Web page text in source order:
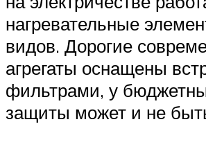
нагревательные
видов. Дорогие
агрегаты оснащены
фильтрами, у
защиты может и не